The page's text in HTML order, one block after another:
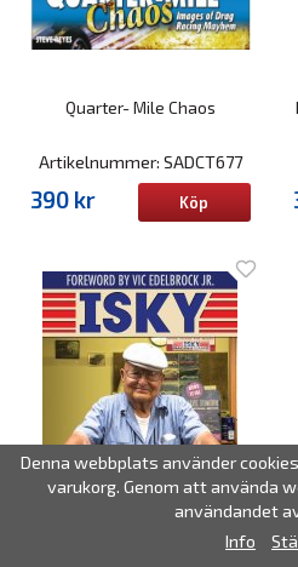
Quarter- Mile Chaos
Artikelnummer: SADCT677
390 kr Köp
Denna webbplats använder
varukorg. Genom att använda
användandet
Info